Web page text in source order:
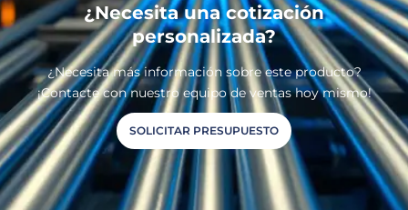
¿Necesita una cotización
personalizada?
¿Necesita más información sobre este producto?
¡Contacte con nuestro equipo de ventas hoy mismo!
SOLICITAR PRESUPUESTO